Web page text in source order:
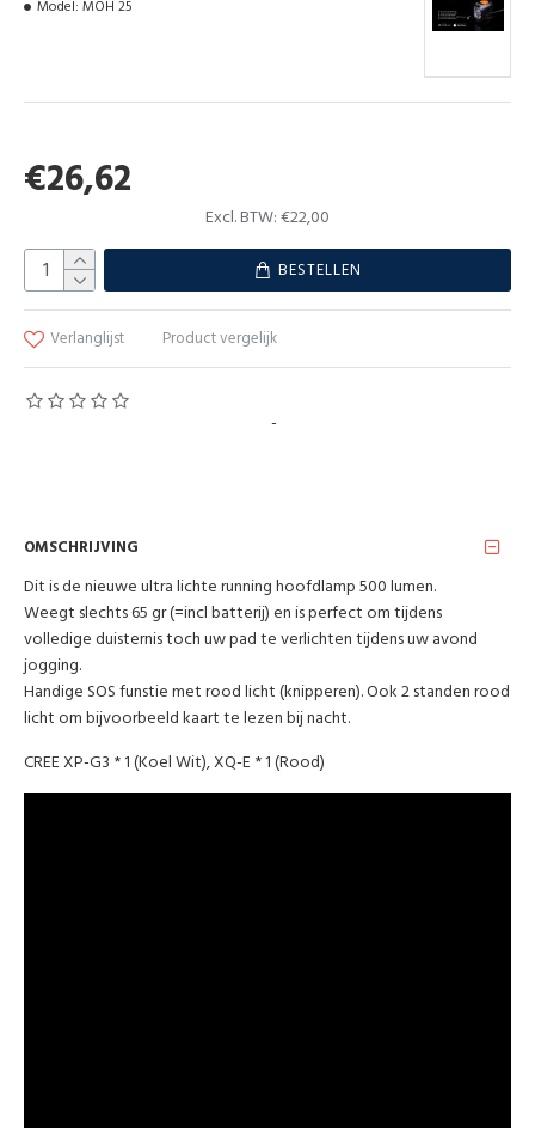
Model: MOH 25
-
€26,62
Excl. BTW: €22,00
BESTELLEN
Verlanglijst Product vergelijk
OMSCHRIJVING
Dit is de nieuwe ultra lichte running hoofdlamp 500 lumen.
Weegt slechts 65 gr (=incl batterij) en is perfect om tijdens
volledige duisternis toch uw pad te verlichten tijdens uw avond
jogging.
Handige SOS funstie met rood licht (knipperen). Ook 2 standen rood
licht om bijvoorbeeld kaart te lezen bij nacht.
CREE XP-G3 * 1 (Koel Wit), XQ-E * 1 (Rood)